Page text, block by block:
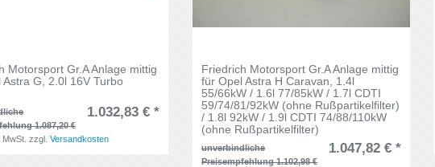
Motorsport Gr.A Anlage mittig
Astra G, 2.0l 16V Turbo
1.087,20 €
1.032,83 € *
zzgl.Versandkosten
Friedrich Motorsport Gr.A Anlage mittig
für Opel Astra H Caravan, 1.4l
55/66kW / 1.6l 77/85kW / 1.7l CDTI
59/74/81/92kW (ohne Rußpartikelfilter)
/ 1.8l 92kW / 1.9l CDTI 74/88/110kW
(ohne Rußpartikelfilter)
unverbindliche
Preisempfehlung 1.102,98 €
1.047,82 € *